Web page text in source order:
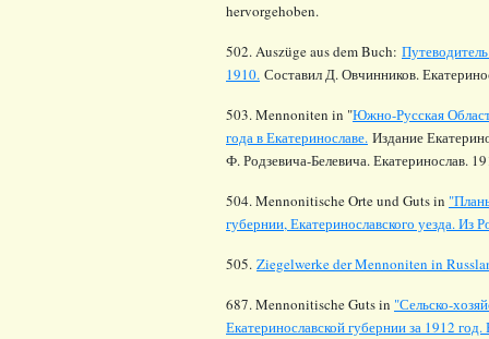
hervorgehoben.
502. Auszüge aus dem Buch:
1910. Составил Д. Овчинников.
503. Mennoniten in "Южно-Русская
года в Екатеринославе. Издание
Ф. Родзевича-Белевича. Екатеринослав.
504. Mennonitische Orte und Guts in
губернии, Екатеринославского уезда. Из
505. Ziegelwerke der Mennoniten in
687. Mennonitische Guts in "Сельско-
Екатеринославской губернии за 1912